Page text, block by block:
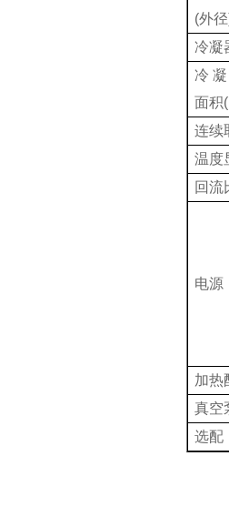
(外
冷凝
冷
面积
连续
温度
回流
电源
加热
真空
选配